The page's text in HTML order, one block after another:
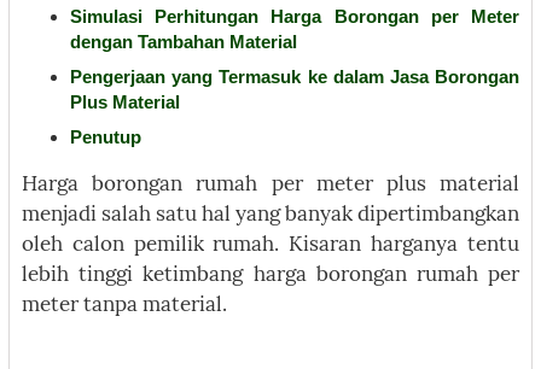
Simulasi Perhitungan Harga Borongan per Meter
dengan Tambahan Material
Pengerjaan yang Termasuk ke dalam Jasa Borongan
Plus Material
Penutup
Harga borongan rumah per meter plus material
menjadi salah satu hal yang banyak dipertimbangkan
oleh calon pemilik rumah. Kisaran harganya tentu
lebih tinggi ketimbang harga borongan rumah per
meter tanpa material.